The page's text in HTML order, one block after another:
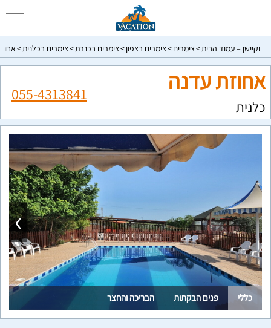
וקיישן – עמוד הבית צימרים צימרים בצפון צימרים בכנרת צימרים בכלנית
אחוזת עדנה
כלנית
055-4313841
›
כללי פנים הבקתות הבריכה והחצר